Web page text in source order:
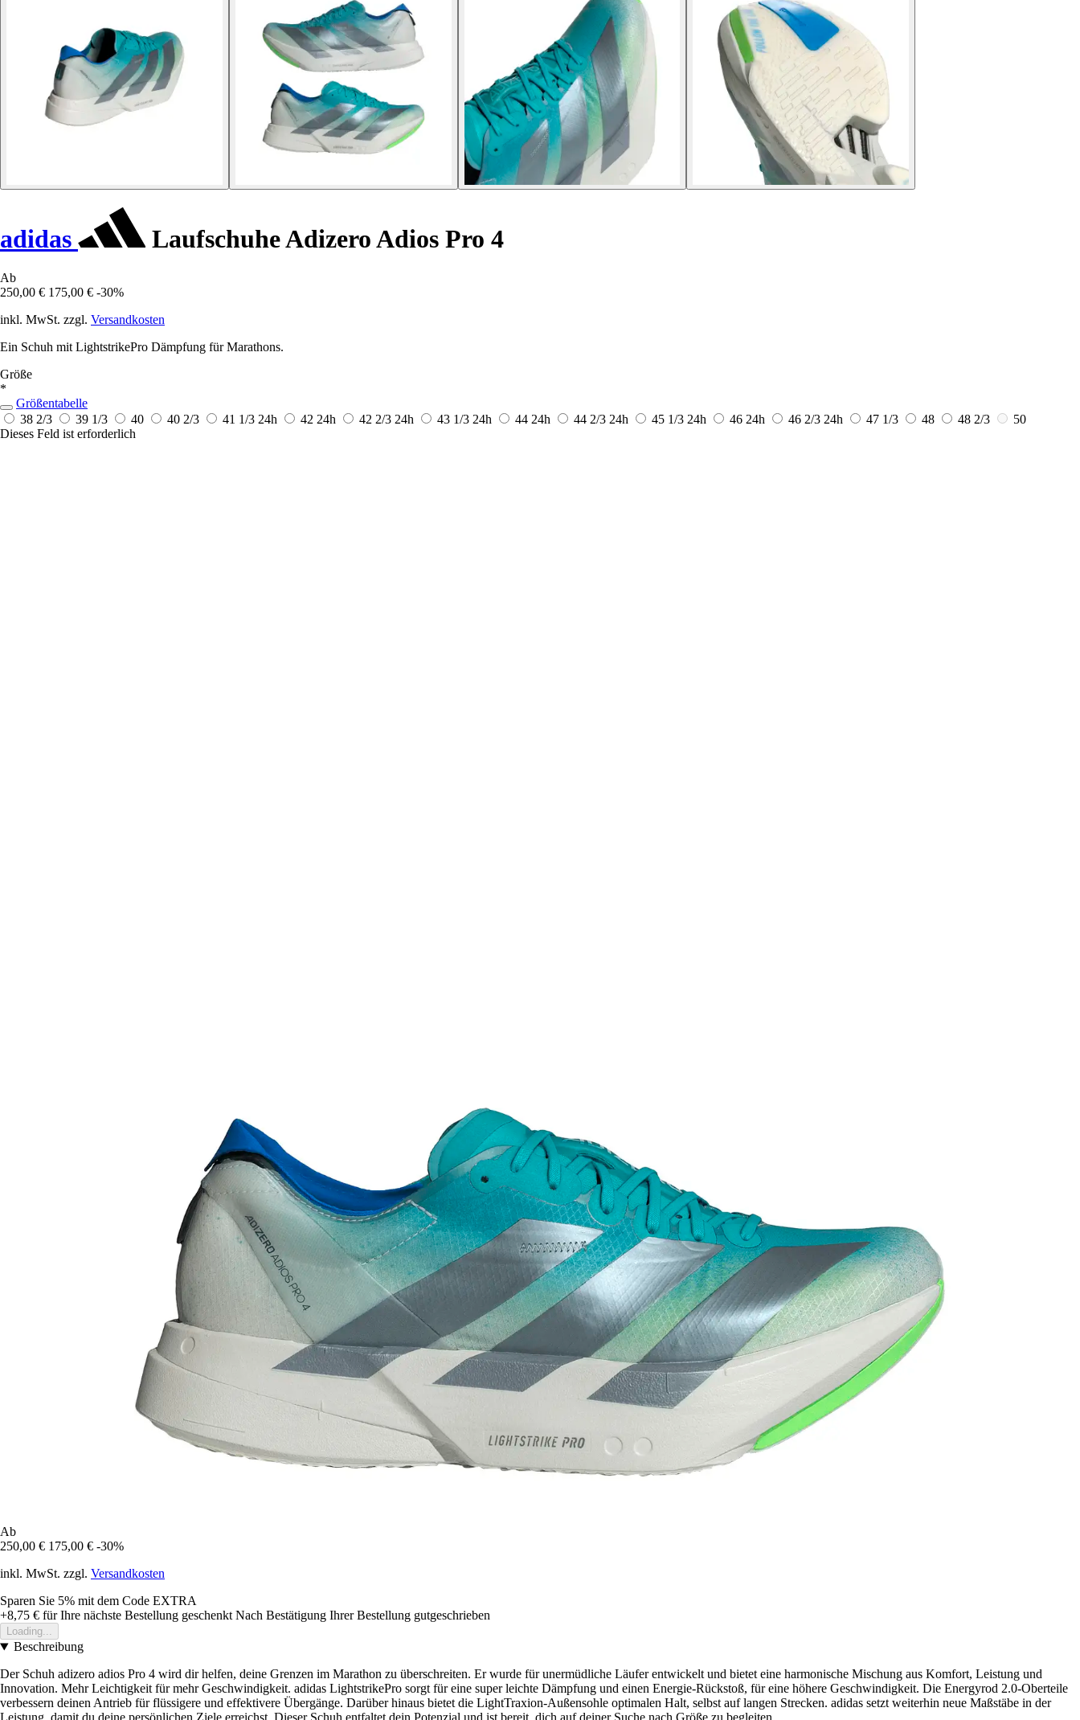
adidas Laufschuhe Adizero Adios Pro 4
Ab
250,00 € 175,00 € -30%
inkl. MwSt. zzgl. Versandkosten
Ein Schuh mit LightstrikePro Dämpfung für Marathons.
Größe
*
Größentabelle
38 2/3
39 1/3 40 40 2/3 41 1/3 24h 42 24h 42 2/3 24h 43 1/3 24h 44 24h 44 2/3 24h 45 1/3 24h 46 24h 46 2/3 24h 47 1/3 48 48 2/3
50
Dieses Feld ist erforderlich
Ab
250,00 € 175,00 € -30%
inkl. MwSt. zzgl. Versandkosten
Sparen Sie 5% mit dem Code EXTRA
+8,75 € für Ihre nächste Bestellung geschenkt Nach Bestätigung Ihrer Bestellung gutgeschrieben
Loading...
Beschreibung
Der Schuh adizero adios Pro 4 wird dir helfen, deine Grenzen im Marathon zu überschreiten. Er wurde für unermüdliche Läufer entwickelt und bietet eine harmonische Mischung aus Komfort, Leistung und
Innovation. Mehr Leichtigkeit für mehr Geschwindigkeit. adidas LightstrikePro sorgt für eine super leichte Dämpfung und einen Energie-Rückstoß, für eine höhere Geschwindigkeit. Die Energyrod 2.0-Oberteile
verbessern deinen Antrieb für flüssigere und effektivere Übergänge. Darüber hinaus bietet die LightTraxion-Außensohle optimalen Halt, selbst auf langen Strecken. adidas setzt weiterhin neue Maßstäbe in der